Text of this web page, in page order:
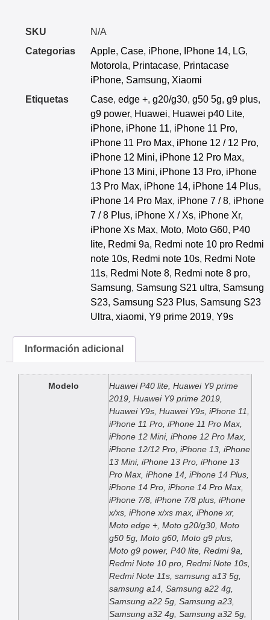
SKU
N/A
Categorias
Apple, Case, iPhone, IPhone 14, LG,
Motorola, Printacase, Printacase
iPhone, Samsung, Xiaomi
Etiquetas
Case, edge +, g20/g30, g50 5g, g9 plus,
g9 power, Huawei, Huawei p40 Lite,
iPhone, iPhone 11, iPhone 11 Pro,
iPhone 11 Pro Max, iPhone 12 / 12 Pro,
iPhone 12 Mini, iPhone 12 Pro Max,
iPhone 13 Mini, iPhone 13 Pro, iPhone
13 Pro Max, iPhone 14, iPhone 14 Plus,
iPhone 14 Pro Max, iPhone 7 / 8, iPhone
7 / 8 Plus, iPhone X / Xs, iPhone Xr,
iPhone Xs Max, Moto, Moto G60, P40
lite, Redmi 9a, Redmi note 10 pro Redmi
note 10s, Redmi note 10s, Redmi Note
11s, Redmi Note 8, Redmi note 8 pro,
Samsung, Samsung S21 ultra, Samsung
S23, Samsung S23 Plus, Samsung S23
Ultra, xiaomi, Y9 prime 2019, Y9s
Información adicional
Modelo
Huawei P40 lite, Huawei Y9 prime
2019, Huawei Y9 prime 2019,
Huawei Y9s, Huawei Y9s, iPhone 11,
iPhone 11 Pro, iPhone 11 Pro Max,
iPhone 12 Mini, iPhone 12 Pro Max,
iPhone 12/12 Pro, iPhone 13, iPhone
13 Mini, iPhone 13 Pro, iPhone 13
Pro Max, iPhone 14, iPhone 14 Plus,
iPhone 14 Pro, iPhone 14 Pro Max,
iPhone 7/8, iPhone 7/8 plus, iPhone
x/xs, iPhone x/xs max, iPhone xr,
Moto edge +, Moto g20/g30, Moto
g50 5g, Moto g60, Moto g9 plus,
Moto g9 power, P40 lite, Redmi 9a,
Redmi Note 10 pro, Redmi Note 10s,
Redmi Note 11s, samsung a13 5g,
samsung a14, Samsung a22 4g,
Samsung a22 5g, Samsung a23,
Samsung a32 4g, Samsung a32 5g,